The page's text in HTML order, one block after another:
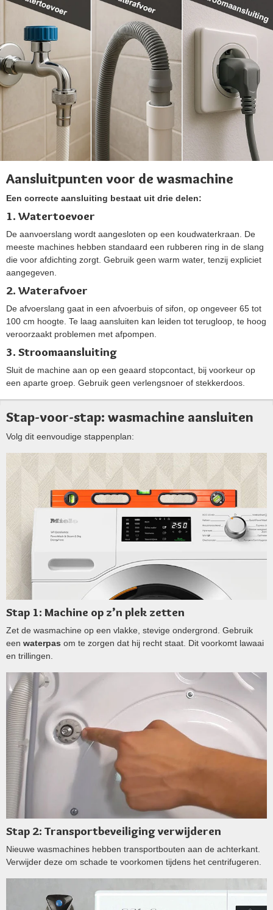
Aansluitpunten voor de wasmachine
Een correcte aansluiting bestaat uit drie delen:
1. Watertoevoer
De aanvoerslang wordt aangesloten op een koudwaterkraan. De
meeste machines hebben standaard een rubberen ring in de slang
die voor afdichting zorgt. Gebruik geen warm water, tenzij expliciet
aangegeven.
2. Waterafvoer
De afvoerslang gaat in een afvoerbuis of sifon, op ongeveer 65 tot
100 cm hoogte. Te laag aansluiten kan leiden tot terugloop, te hoog
veroorzaakt problemen met afpompen.
3. Stroomaansluiting
Sluit de machine aan op een geaard stopcontact, bij voorkeur op
een aparte groep. Gebruik geen verlengsnoer of stekkerdoos.
Stap-voor-stap: wasmachine aansluiten
Volg dit eenvoudige stappenplan:
Stap 1: Machine op z’n plek zetten
Zet de wasmachine op een vlakke, stevige ondergrond. Gebruik
een waterpas om te zorgen dat hij recht staat. Dit voorkomt lawaai
en trillingen.
Stap 2: Transportbeveiliging verwijderen
Nieuwe wasmachines hebben transportbouten aan de achterkant.
Verwijder deze om schade te voorkomen tijdens het centrifugeren.